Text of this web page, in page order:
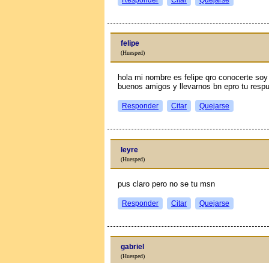
felipe
(Huesped)
hola mi nombre es felipe qro conocerte
buenos amigos y llevarnos bn epro tu
Responder Citar Quejarse
leyre
(Huesped)
pus claro pero no se tu msn
Responder Citar Quejarse
gabriel
(Huesped)